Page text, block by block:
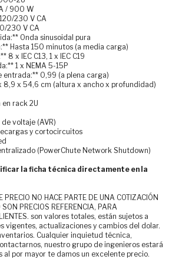
/ 900 W
230 V CA
230 V CA
Onda sinusoidal pura
Hasta 150 minutos (a media carga)
8 x IEC C13, 1 x IEC C19
1 x NEMA 5-15P
entrada:** 0,99 (a plena carga)
8,9 x 54,6 cm (altura x ancho x profundidad)
rack 2U
voltaje (AVR)
y cortocircuitos
(PowerChute Network Shutdown)
la ficha técnica directamente en la
PRECIO NO HACE PARTE DE UNA COTIZACIÓN
PRECIOS REFERENCIA, PARA
son valores totales, están sujetos a
vigentes, actualizaciones y cambios del dolar.
Cualquier inquietud técnica,
nuestro grupo de ingenieros estará
al por mayor te damos un excelente precio.